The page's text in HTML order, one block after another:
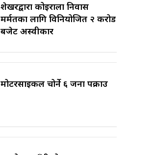
शेखरद्वारा कोइराला निवास
मर्मतका लागि विनियोजित २ करोड
बजेट अस्वीकार
मोटरसाइकल चोर्ने ६ जना पक्राउ